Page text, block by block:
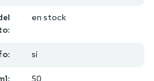
en stock
sí